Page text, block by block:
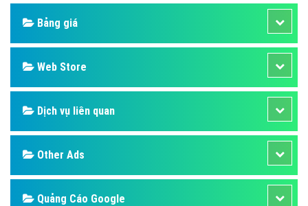
Bảng giá
Web Store
Dịch vụ liên quan
Other Ads
Quảng Cáo Google